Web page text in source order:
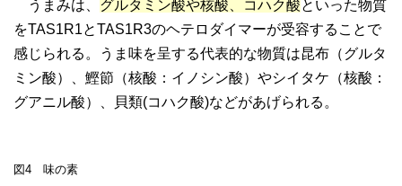
うまみは、 グルタミン酸や核酸、コハク酸といった物質
をTAS1R1とTAS1R3のヘテロダイマーが受容することで
感じられる。うま味を呈する代表的な物質は昆布（グルタ
ミン酸）、鰹節（核酸：イノシン酸）やシイタケ（核酸：
グアニル酸）、貝類(コハク酸)などがあげられる。
図4 味の素